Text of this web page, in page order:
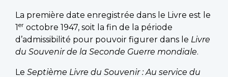
La première date enregistrée dans le Livre est le
1er octobre 1947, soit la fin de la période
d’admissibilité pour pouvoir figurer dans le Livre
du Souvenir de la Seconde Guerre mondiale.
Le Septième Livre du Souvenir : Au service du